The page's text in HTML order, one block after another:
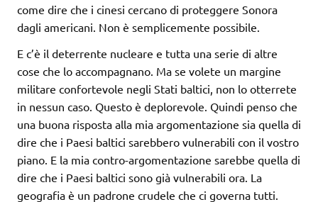
come dire che i cinesi cercano di proteggere Sonora
dagli americani. Non è semplicemente possibile.
E c’è il deterrente nucleare e tutta una serie di altre
cose che lo accompagnano. Ma se volete un margine
militare confortevole negli Stati baltici, non lo otterrete
in nessun caso. Questo è deplorevole. Quindi penso che
una buona risposta alla mia argomentazione sia quella di
dire che i Paesi baltici sarebbero vulnerabili con il vostro
piano. E la mia contro-argomentazione sarebbe quella di
dire che i Paesi baltici sono già vulnerabili ora. La
geografia è un padrone crudele che ci governa tutti.